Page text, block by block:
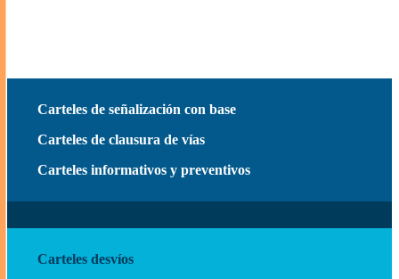
Carteles de señalización con base
Carteles de clausura de vías
Carteles informativos y preventivos
Carteles desvíos